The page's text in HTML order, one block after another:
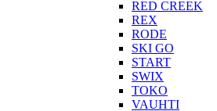
RED CREEK
REX
RODE
SKI GO
START
SWIX
TOKO
VAUHTI